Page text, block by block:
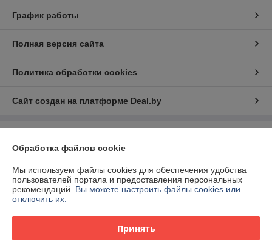
График работы
Полная версия сайта
Политика обработки cookies
Сайт создан на платформе Deal.by
220112, г. Минск, ул. Прушинских 31А, оф. 81
Регистрационный номер ЕГР: 192673377
Регистрационный орган: Минский горисполком
Обработка файлов cookie
Мы используем файлы cookies для обеспечения удобства
пользователей портала и предоставления персональных
рекомендаций. Вы можете настроить файлы cookies или
отключить их.
Принять